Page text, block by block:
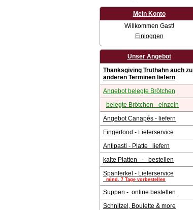
Mein Konto
Willkommen Gast!
Einloggen
Unser Angebot
Thanksgiving Truthahn auch zu
anderen Terminen liefern
Angebot belegte Brötchen
belegte Brötchen - einzeln
Angebot Canapés - liefern
Fingerfood - Lieferservice
Antipasti - Platte liefern
kalte Platten - bestellen
Spanferkel - Lieferservice
mind. 7 Tage vorbestellen
Suppen - online bestellen
Schnitzel, Boulette & more